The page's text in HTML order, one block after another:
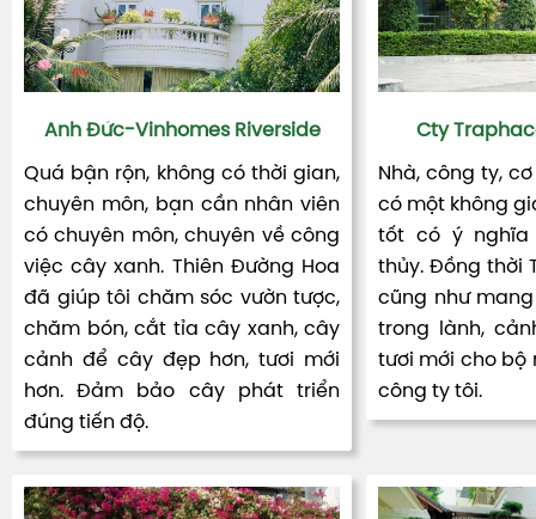
Anh Đức-Vinhomes Riverside
Quá bận rộn, không có thời gian,
chuyên môn, bạn cần nhân viên
có chuyên môn, chuyên về công
việc cây xanh. Thiên Đường Hoa
đã giúp tôi chăm sóc vườn tược,
chăm bón, cắt tỉa cây xanh, cây
cảnh để cây đẹp hơn, tươi mới
hơn. Đảm bảo cây phát triển
đúng tiến độ.
Cty
Nhà, công ty,
có một không
tốt có ý nghĩa
thủy. Đồng thời
cũng như
trong lành,
tươi mới cho bộ
công ty tôi.